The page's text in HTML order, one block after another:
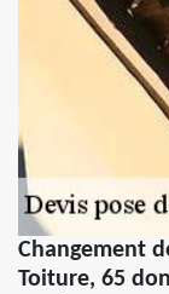
Changement
Toiture, 65